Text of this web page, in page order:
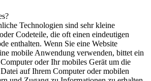
Technologien sind sehr kleine
Codeteile, die oft einen eindeutigen
enthalten. Wenn Sie eine Website
mobile Anwendung verwenden, bittet ein
oder Ihr mobiles Gerät um die
auf Ihrem Computer oder mobilen